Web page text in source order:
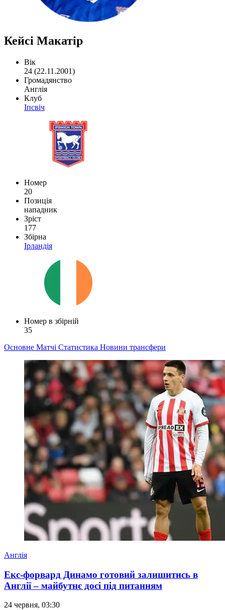
Кейсі Макатір
Вік
24 (22.11.2001)
Громадянство
Англія
Клуб
Іпсвіч
Номер
20
Позиція
нападник
Зріст
177
Збірна
Ірландія
Номер в збірній
35
Основне Матчі Статистика Новини трансфери
Англія
Екс-форвард Динамо готовий залишитись в
Англії – майбутнє досі під питанням
24 червня, 03:30